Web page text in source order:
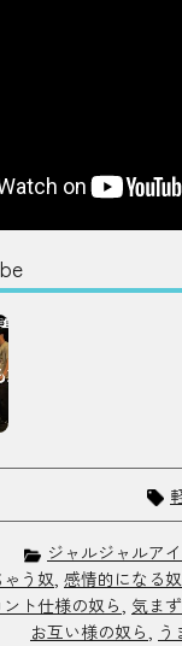
ジャルジャルア
う奴, 感情的になる
ント仕様の奴ら, 気ま
お互い様の奴ら, う